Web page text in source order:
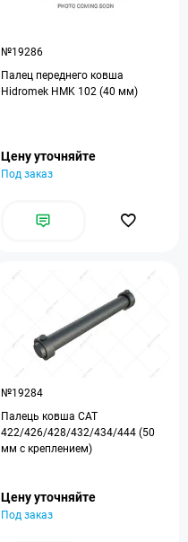
№19286
Палец переднего ковша
Hidromek HMK 102 (40 мм)
Цену уточняйте
Под заказ
№19284
Палець ковша CAT
422/426/428/432/434/444 (50
мм с креплением)
Цену уточняйте
Под заказ